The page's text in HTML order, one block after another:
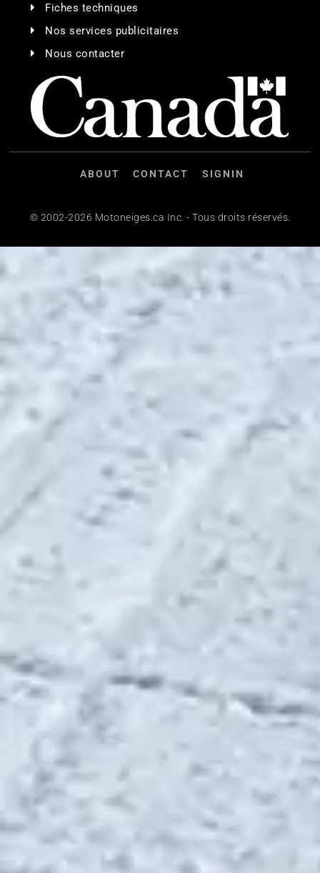
Fiches techniques
Nos services publicitaires
Nous contacter
ABOUT CONTACT SIGNIN
© 2002-2026 Motoneiges.ca Inc. - Tous droits réservés.